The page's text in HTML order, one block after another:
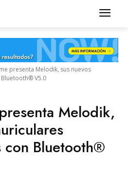
presenta Melodik, sus nuevos
V5.0
Melodik,
con Bluetooth®